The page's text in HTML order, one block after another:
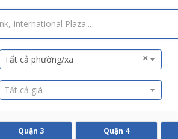
×
Tất cả phường/xã
Tất cả giá
Quận 3 Quận 4